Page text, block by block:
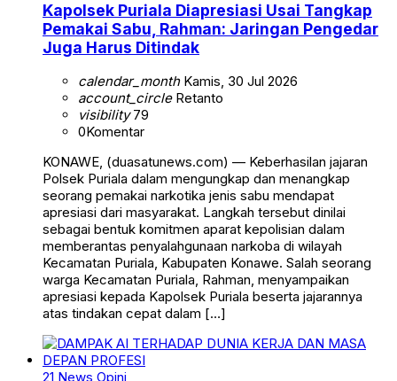
Kapolsek Puriala Diapresiasi Usai Tangkap
Pemakai Sabu, Rahman: Jaringan Pengedar
Juga Harus Ditindak
calendar_monthKamis, 30 Jul 2026
account_circleRetanto
visibility79
0Komentar
KONAWE, (duasatunews.com) — Keberhasilan jajaran
Polsek Puriala dalam mengungkap dan menangkap
seorang pemakai narkotika jenis sabu mendapat
apresiasi dari masyarakat. Langkah tersebut dinilai
sebagai bentuk komitmen aparat kepolisian dalam
memberantas penyalahgunaan narkoba di wilayah
Kecamatan Puriala, Kabupaten Konawe. Salah seorang
warga Kecamatan Puriala, Rahman, menyampaikan
apresiasi kepada Kapolsek Puriala beserta jajarannya
atas tindakan cepat dalam […]
21 News Opini